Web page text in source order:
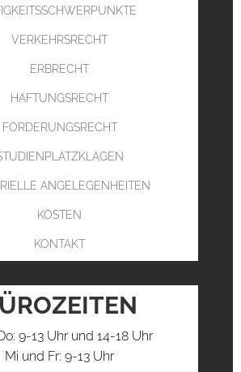
VERKEHRSRECHT
ERBRECHT
HAFTUNGSRECHT
FORDERUNGSRECHT
ANGELEGENHEITEN
KOSTEN
KONTAKT
9-13 Uhr und 14-18 Uhr
Mi und Fr: 9-13 Uhr